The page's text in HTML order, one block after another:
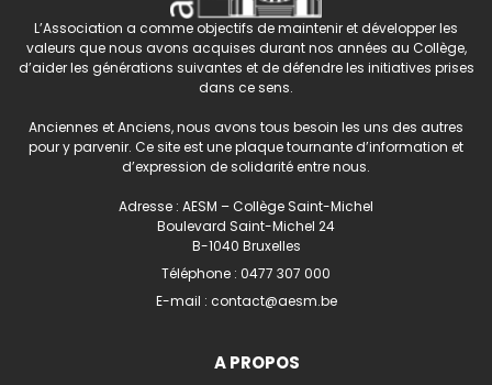
L’Association a comme objectifs de maintenir et développer les
valeurs que nous avons acquises durant nos années au Collège,
d’aider les générations suivantes et de défendre les initiatives prises
dans ce sens.
Anciennes et Anciens, nous avons tous besoin les uns des autres
pour y parvenir. Ce site est une plaque tournante d’information et
d’expression de solidarité entre nous.
Adresse : AESM – Collège Saint-Michel
Boulevard Saint-Michel 24
B-1040 Bruxelles
Téléphone : 0477 307 000
E-mail : contact@aesm.be
A PROPOS